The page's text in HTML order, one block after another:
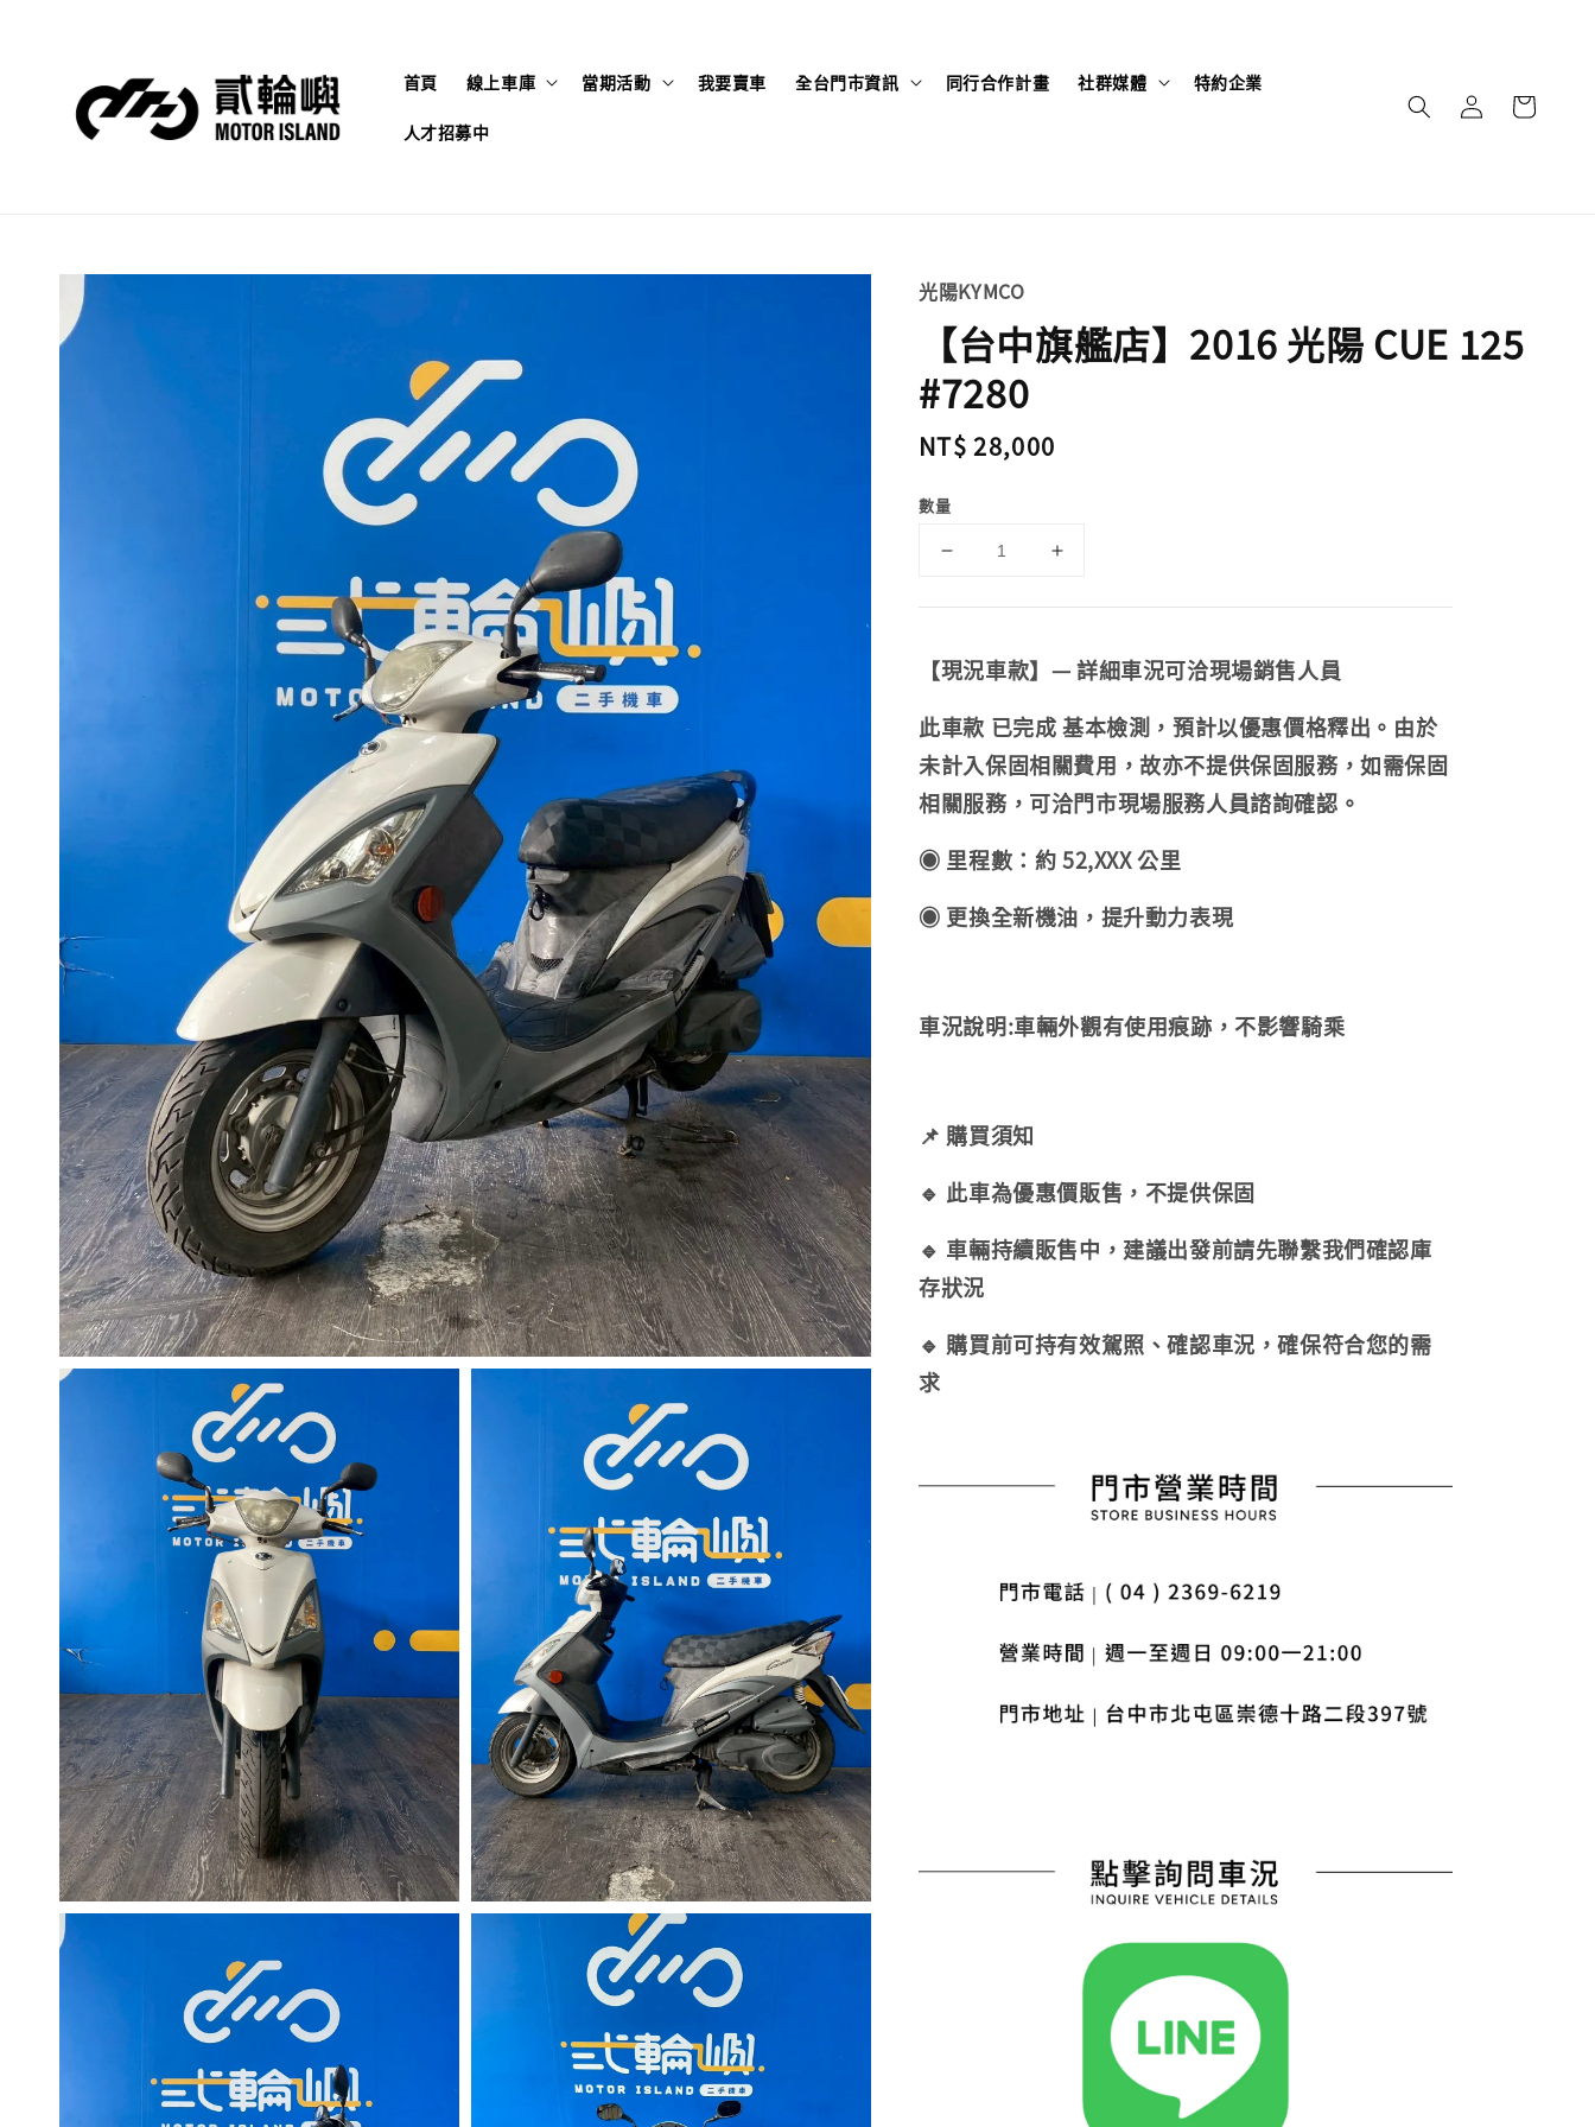
首頁 線上車庫 當期活動 我要賣車 全台門市資訊 同行合作計畫 社群媒體 特約企業
人才招募中
光陽KYMCO
【台中旗艦店】2016 光陽 CUE 125
#7280
Regular
NT$ 28,000
數量
【現況車款】— 詳細車況可洽現場銷售人員
此車款 已完成 基本檢測，預計以優惠價格釋出。由於
未計入保固相關費用，故亦不提供保固服務，如需保固
相關服務，可洽門市現場服務人員諮詢確認。
◉ 里程數：約 52,XXX 公里
◉ 更換全新機油，提升動力表現
車況說明:車輛外觀有使用痕跡，不影響騎乘
📌 購買須知
🔹 此車為優惠價販售，不提供保固
🔹 車輛持續販售中，建議出發前請先聯繫我們確認庫
存狀況
🔹 購買前可持有效駕照、確認車況，確保符合您的需
求